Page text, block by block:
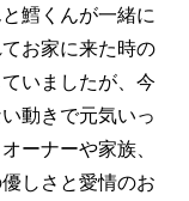
鱈くんが一緒に
お家に来た時の
いましたが、今
動きで元気いっ
ーナーや家族、
しさと愛情のお